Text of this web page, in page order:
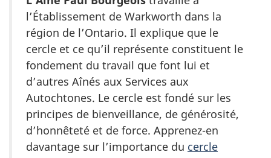
l’Établissement de Warkworth dans la
région de l’Ontario. Il explique que le
cercle et ce qu’il représente constituent le
fondement du travail que font lui et
d’autres Aînés aux Services aux
Autochtones. Le cercle est fondé sur les
principes de bienveillance, de générosité,
d’honnêteté et de force. Apprenez-en
davantage sur l’importance du cercle